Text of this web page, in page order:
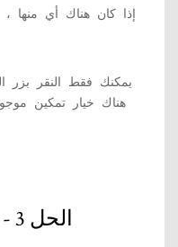
يمكنك فقط النقر بزر
هناك خيار تمكين